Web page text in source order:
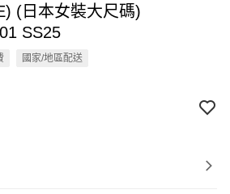
(日本女裝大尺碼)
SS25
國家/地區配送